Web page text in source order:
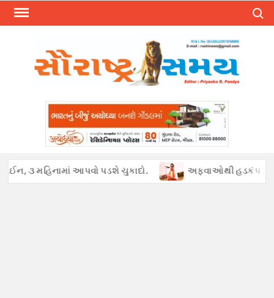
Skip
આપવો પડશે ચુકાદો. અફવાઓથી હડકંપ : પેટ્રોલ ખૂટ્યાની